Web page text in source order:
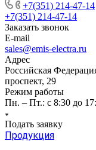
+7(351) 214-47-14
+7(351) 214-47-14
Заказать звонок
E-mail
sales@emis-electra.ru
Адрес
Российская
проспект, 29
Режим работы
Пн. – Пт.: с 8:30 до
Подать заявку
Продукция